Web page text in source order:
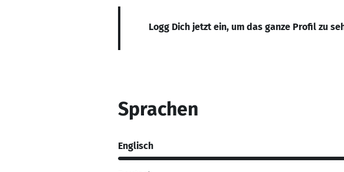
Logg Dich jetzt ein, um das ganze Profil zu
Sprachen
Englisch